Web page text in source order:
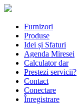
Furnizori
Produse
Idei și Sfaturi
Agenda Miresei
Calculator dar
Prestezi servicii?
Contact
Conectare
Înregistrare